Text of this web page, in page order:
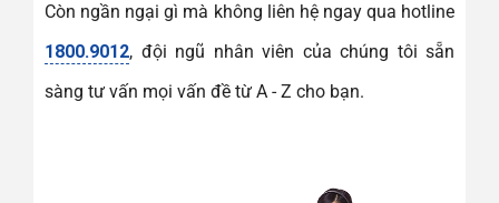
Còn ngần ngại gì mà không liên hệ ngay qua hotline
1800.9012, đội ngũ nhân viên của chúng tôi sẵn
sàng tư vấn mọi vấn đề từ A - Z cho bạn.